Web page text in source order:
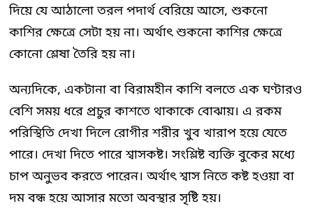
দিয়ে যে আঠালো তরল পদার্থ বেরিয়ে আসে, শুকনো
কাশির ক্ষেত্রে সেটা হয় না। অর্থাৎ শুকনো কাশির ক্ষেত্রে
কোনো শ্লেষা তৈরি হয় না।
অন্যদিকে, একটানা বা বিরামহীন কাশি বলতে এক ঘণ্টারও
বেশি সময় ধরে প্রচুর কাশতে থাকাকে বোঝায়। এ রকম
পরিস্থিতি দেখা দিলে রোগীর শরীর খুব খারাপ হয়ে যেতে
পারে। দেখা দিতে পারে শ্বাসকষ্ট। সংশ্লিষ্ট ব্যক্তি বুকের মধ্যে
চাপ অনুভব করতে পারেন। অর্থাৎ শ্বাস নিতে কষ্ট হওয়া বা
দম বন্ধ হয়ে আসার মতো অবস্থার সৃষ্টি হয়।